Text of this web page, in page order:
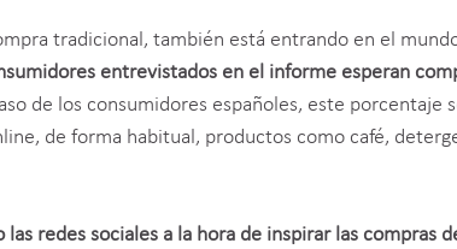
tradicional, también está entrando en el
entrevistados en el informe esperan
de los consumidores españoles, este porcentaje
de forma habitual, productos como café,
redes sociales a la hora de inspirar las compras